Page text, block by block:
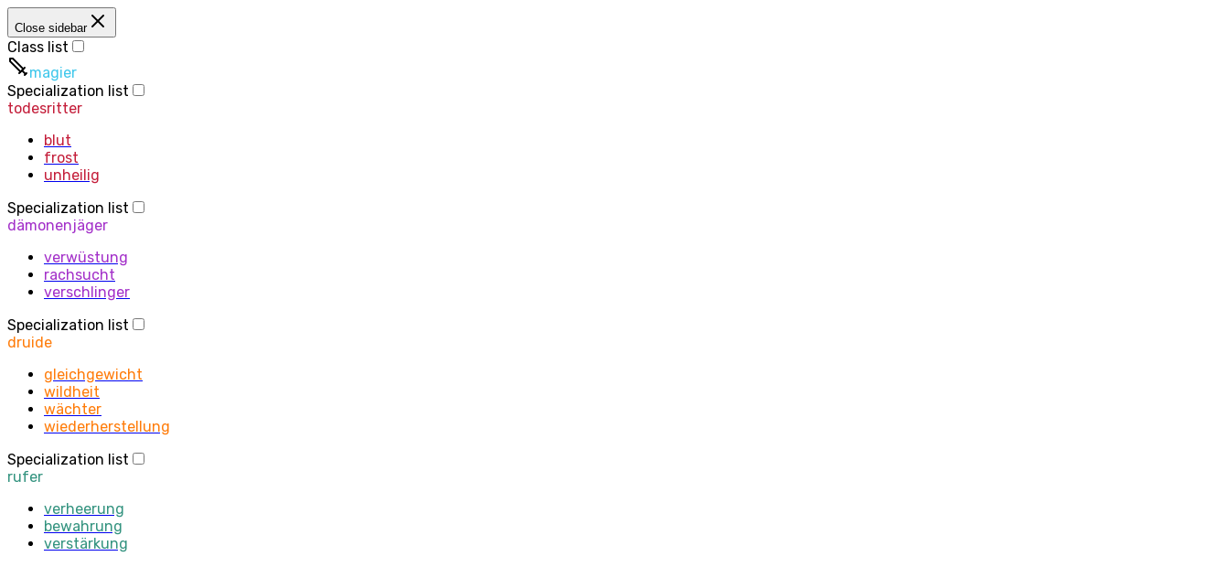
Close sidebar
Class list
magier
Specialization list
todesritter
blut
frost
unheilig
Specialization list
dämonenjäger
verwüstung
rachsucht
verschlinger
Specialization list
druide
gleichgewicht
wildheit
wächter
wiederherstellung
Specialization list
rufer
verheerung
bewahrung
verstärkung